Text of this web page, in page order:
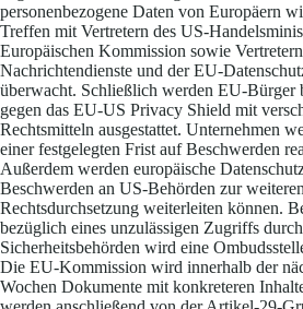
personenbezogene Daten von Europäern
Treffen mit Vertretern des US-
Europäischen Kommission sowie
Nachrichtendienste und der EU-
überwacht. Schließlich werden EU-Bürger
gegen das EU-US Privacy Shield mit
Rechtsmitteln ausgestattet. Unternehmen
einer festgelegten Frist auf Beschwerden
Außerdem werden europäische
Beschwerden an US-Behörden zur weiteren
Rechtsdurchsetzung weiterleiten können.
bezüglich eines unzulässigen Zugriffs
Sicherheitsbehörden wird eine
Die EU-Kommission wird innerhalb der
Wochen Dokumente mit konkreteren